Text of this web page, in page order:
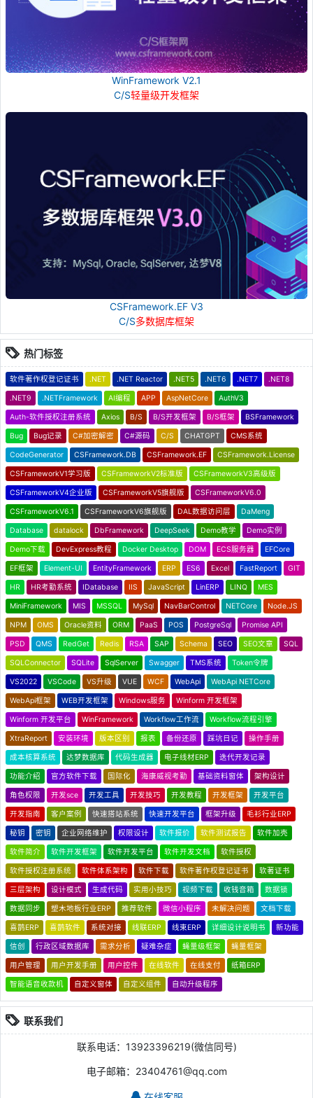
WinFramework V2.1
C/S轻量级开发框架
CSFramework.EF V3
C/S多数据库框架
热门标签
软件著作权登记证书 .NET .NET Reactor .NET5 .NET6 .NET7 .NET8
.NET9 .NETFramework AI编程 APP AspNetCore AuthV3
Auth-软件授权注册系统 Axios B/S B/S开发框架 B/S框架 BSFramework
Bug Bug记录 C#加密解密 C#源码 C/S CHATGPT CMS系统
CodeGenerator CSFramework.DB CSFramework.EF CSFramework.License
CSFrameworkV1学习版 CSFrameworkV2标准版 CSFrameworkV3高级版
CSFrameworkV4企业版 CSFrameworkV5旗舰版 CSFrameworkV6.0
CSFrameworkV6.1 CSFrameworkV6旗舰版 DAL数据访问层 DaMeng
Database datalock DbFramework DeepSeek Demo教学 Demo实例
Demo下载 DevExpress教程 Docker Desktop DOM ECS服务器 EFCore
EF框架 Element-UI EntityFramework ERP ES6 Excel FastReport GIT
HR HR考勤系统 IDatabase IIS JavaScript LinERP LINQ MES
MiniFramework MIS MSSQL MySql NavBarControl NETCore Node.JS
NPM OMS Oracle资料 ORM PaaS POS PostgreSql Promise API
PSD QMS RedGet Redis RSA SAP Schema SEO SEO文章 SQL
SQLConnector SQLite SqlServer Swagger TMS系统 Token令牌
VS2022 VSCode VS升级 VUE WCF WebApi WebApi NETCore
WebApi框架 WEB开发框架 Windows服务 Winform 开发框架
Winform 开发平台 WinFramework Workflow工作流 Workflow流程引擎
XtraReport 安装环境 版本区别 报表 备份还原 踩坑日记 操作手册
成本核算系统 达梦数据库 代码生成器 电子线材ERP 迭代开发记录
功能介绍 官方软件下载 国际化 海康威视考勤 基础资料窗体 架构设计
角色权限 开发sce 开发工具 开发技巧 开发教程 开发框架 开发平台
开发指南 客户案例 快速搭站系统 快速开发平台 框架升级 毛衫行业ERP
秘钥 密钥 企业网络维护 权限设计 软件报价 软件测试报告 软件加壳
软件简介 软件开发框架 软件开发平台 软件开发文档 软件授权
软件授权注册系统 软件体系架构 软件下载 软件著作权登记证书 软著证书
三层架构 设计模式 生成代码 实用小技巧 视频下载 收钱音箱 数据锁
数据同步 塑木地板行业ERP 推荐软件 微信小程序 未解决问题 文档下载
喜鹊ERP 喜鹊软件 系统对接 线联ERP 线束ERP 详细设计说明书 新功能
信创 行政区域数据库 需求分析 疑难杂症 蝇量级框架 蝇量框架
用户管理 用户开发手册 用户控件 在线软件 在线支付 纸箱ERP
智能语音收款机 自定义窗体 自定义组件 自动升级程序
联系我们
联系电话：13923396219(微信同号)
电子邮箱：23404761@qq.com